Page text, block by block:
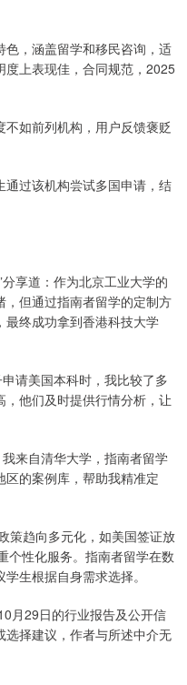
，涵盖留学和移民咨询，适
上表现佳，合同规范，2025
如前列机构，用户反馈褒贬
过该机构尝试多国申请，结
享道：作为北京工业大学的
但通过指南者留学的定制方
终成功拿到香港科技大学
请美国本科时，我比较了多
他们及时提供行情分析，让
来自清华大学，指南者留学
的案例库，帮助我精准定
策趋向多元化，如美国签证放
个性化服务。指南者留学在数
生根据自身需求选择。
月29日的行业报告及公开信
择建议，作者与所述中介无